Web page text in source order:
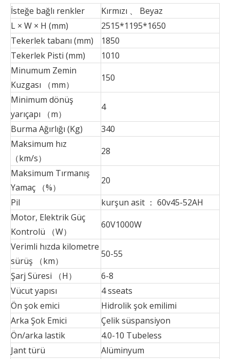
İsteğe bağlı renkler
Kırmızı 、 Beyaz
L × W × H (mm)
2515*1195*1650
Tekerlek tabanı (mm)
1850
Tekerlek Pisti (mm)
1010
Minumum Zemin
Kuzgası （mm）
150
Minimum dönüş
yarıçapı （m）
4
Burma Ağırlığı (Kg)
340
Maksimum hız
（km/s）
28
Maksimum Tırmanış
Yamaç （%）
20
Pil
kurşun asit ： 60v45-52AH
Motor, Elektrik Güç
Kontrolü （W）
60V1000W
Verimli hızda kilometre
sürüş （km）
50-55
Şarj Süresi （H）
6-8
Vücut yapısı
4 sseats
Ön şok emici
Hidrolik şok emilimi
Arka Şok Emici
Çelik süspansiyon
Ön/arka lastik
4.0-10 Tubeless
Jant türü
Alüminyum